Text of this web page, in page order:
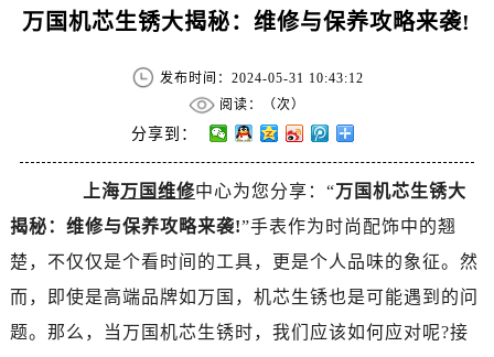
节假日正常营业！
万国机芯生锈大揭秘：维修与保养攻略来袭!
发布时间：2024-05-31 10:43:12
阅读：（次）
分享到：
上海万国维修中心为您分享：“万国机芯生锈大
揭秘：维修与保养攻略来袭!”手表作为时尚配饰中的翘
楚，不仅仅是个看时间的工具，更是个人品味的象征。然
而，即使是高端品牌如万国，机芯生锈也是可能遇到的问
题。那么，当万国机芯生锈时，我们应该如何应对呢?接